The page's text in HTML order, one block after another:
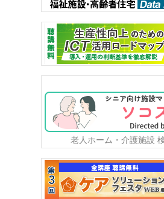
老人ホーム・介護施設